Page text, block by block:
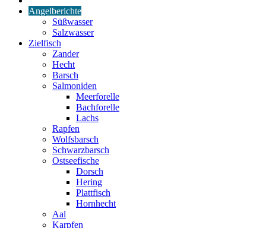
Angelberichte
Süßwasser
Salzwasser
Zielfisch
Zander
Hecht
Barsch
Salmoniden
Meerforelle
Bachforelle
Lachs
Rapfen
Wolfsbarsch
Schwarzbarsch
Ostseefische
Dorsch
Hering
Plattfisch
Hornhecht
Aal
Karpfen